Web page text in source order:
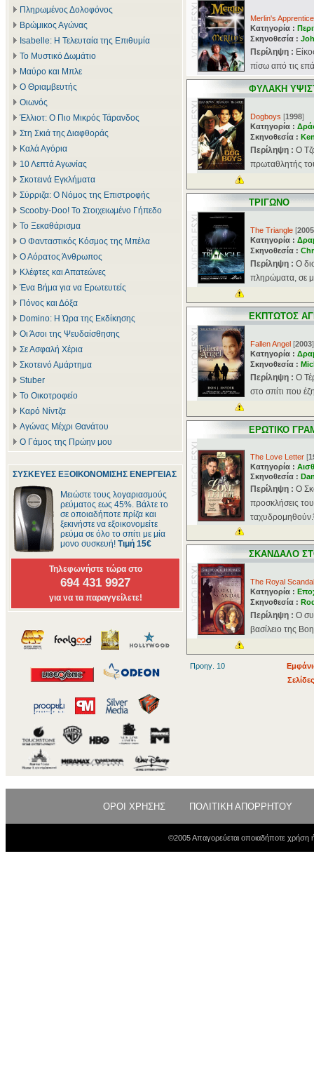
Πληρωμένος Δολοφόνος
Βρώμικος Αγώνας
Isabelle: Η Τελευταία της Επιθυμία
Το Μυστικό Δωμάτιο
Μαύρο και Μπλε
Ο Θριαμβευτής
Οιωνός
Έλλιοτ: Ο Πιο Μικρός Τάρανδος
Στη Σκιά της Διαφθοράς
Καλά Αγόρια
10 Λεπτά Αγωνίας
Σκοτεινά Εγκλήματα
Σύρριζα: Ο Νόμος της Επιστροφής
Scooby-Doo! Το Στοιχειωμένο Γήπεδο
Το Ξεκαθάρισμα
Ο Φανταστικός Κόσμος της Μπέλα
Ο Αόρατος Άνθρωπος
Κλέφτες και Απατεώνες
Ένα Βήμα για να Ερωτευτείς
Πόνος και Δόξα
Domino: Η Ώρα της Εκδίκησης
Οι Άσοι της Ψευδαίσθησης
Σε Ασφαλή Χέρια
Σκοτεινό Αμάρτημα
Stuber
Το Οικοτροφείο
Καρό Νίντζα
Αγώνας Μέχρι Θανάτου
Ο Γάμος της Πρώην μου
ΣΥΣΚΕΥΕΣ ΕΞΟΙΚΟΝΟΜΙΣΗΣ ΕΝΕΡΓΕΙΑΣ
Μειώστε τους λογαριασμούς
ρεύματος εως 45%. Βάλτε το
σε οποιαδήποτε πρίζα και
ξεκινήστε να εξοικονομείτε
ρεύμα σε όλο το σπίτι με μία
μονο συσκευή! Τιμή 15€
Τηλεφωνήστε τώρα στο
694 431 9927
για να τα παραγγείλετε!
Merlin's Apprentice
Κατηγορία :
Σκηνοθεσία :
Περίληψη :
πίσω από τις
ΦΥΛΑΚΗ
Dogboys [1998]
Κατηγορία :
Σκηνοθεσία :
Περίληψη : Ο
πρωταθλητής
ΤΡΙΓΩΝΟ
The Triangle [2005
Κατηγορία :
Σκηνοθεσία :
Περίληψη : Ο
πληρώματα, σε
ΕΚΠΤΩΤΟΣ
Fallen Angel [2003]
Κατηγορία :
Σκηνοθεσία :
Περίληψη : Ο
στο σπίτι που
ΕΡΩΤΙΚΟ
The Love Letter [
Κατηγορία :
Σκηνοθεσία :
Περίληψη : Ο
προσκλήσεις
ΣΚΑΝΔΑΛΟ
The Royal Scandal
Κατηγορία :
Σκηνοθεσία :
Περίληψη : Ο
βασίλειο της
Προηγ. 10
ΟΡΟΙ ΧΡΗΣΗΣ ΠΟΛΙΤΙΚΗ ΑΠΟΡΡΗΤΟΥ
©2005 Απαγορεύεται οποιαδήποτε χρήση